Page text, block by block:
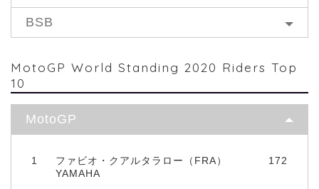
BSB
MotoGP World Standing 2020 Riders Top
10
MotoGP
1
ファビオ・クアルタラロー（FRA）
YAMAHA
172